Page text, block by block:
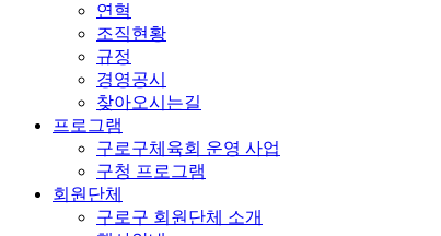
연혁
조직현황
규정
경영공시
찾아오시는길
프로그램
구로구체육회 운영 사업
구청 프로그램
회원단체
구로구 회원단체 소개